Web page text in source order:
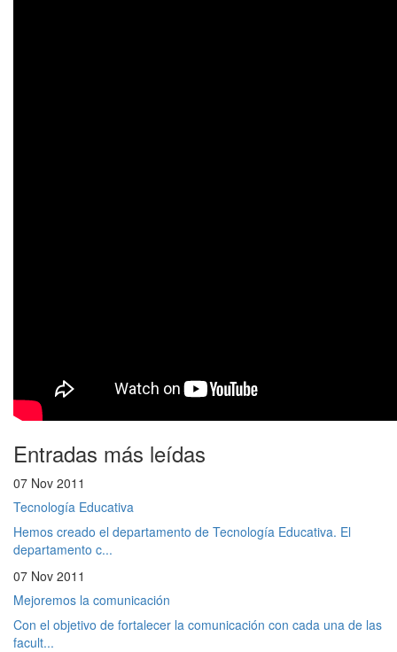
Entradas más leídas
07 Nov 2011
Tecnología Educativa
Hemos creado el departamento de Tecnología Educativa. El
departamento c...
07 Nov 2011
Mejoremos la comunicación
Con el objetivo de fortalecer la comunicación con cada una de las
facult...